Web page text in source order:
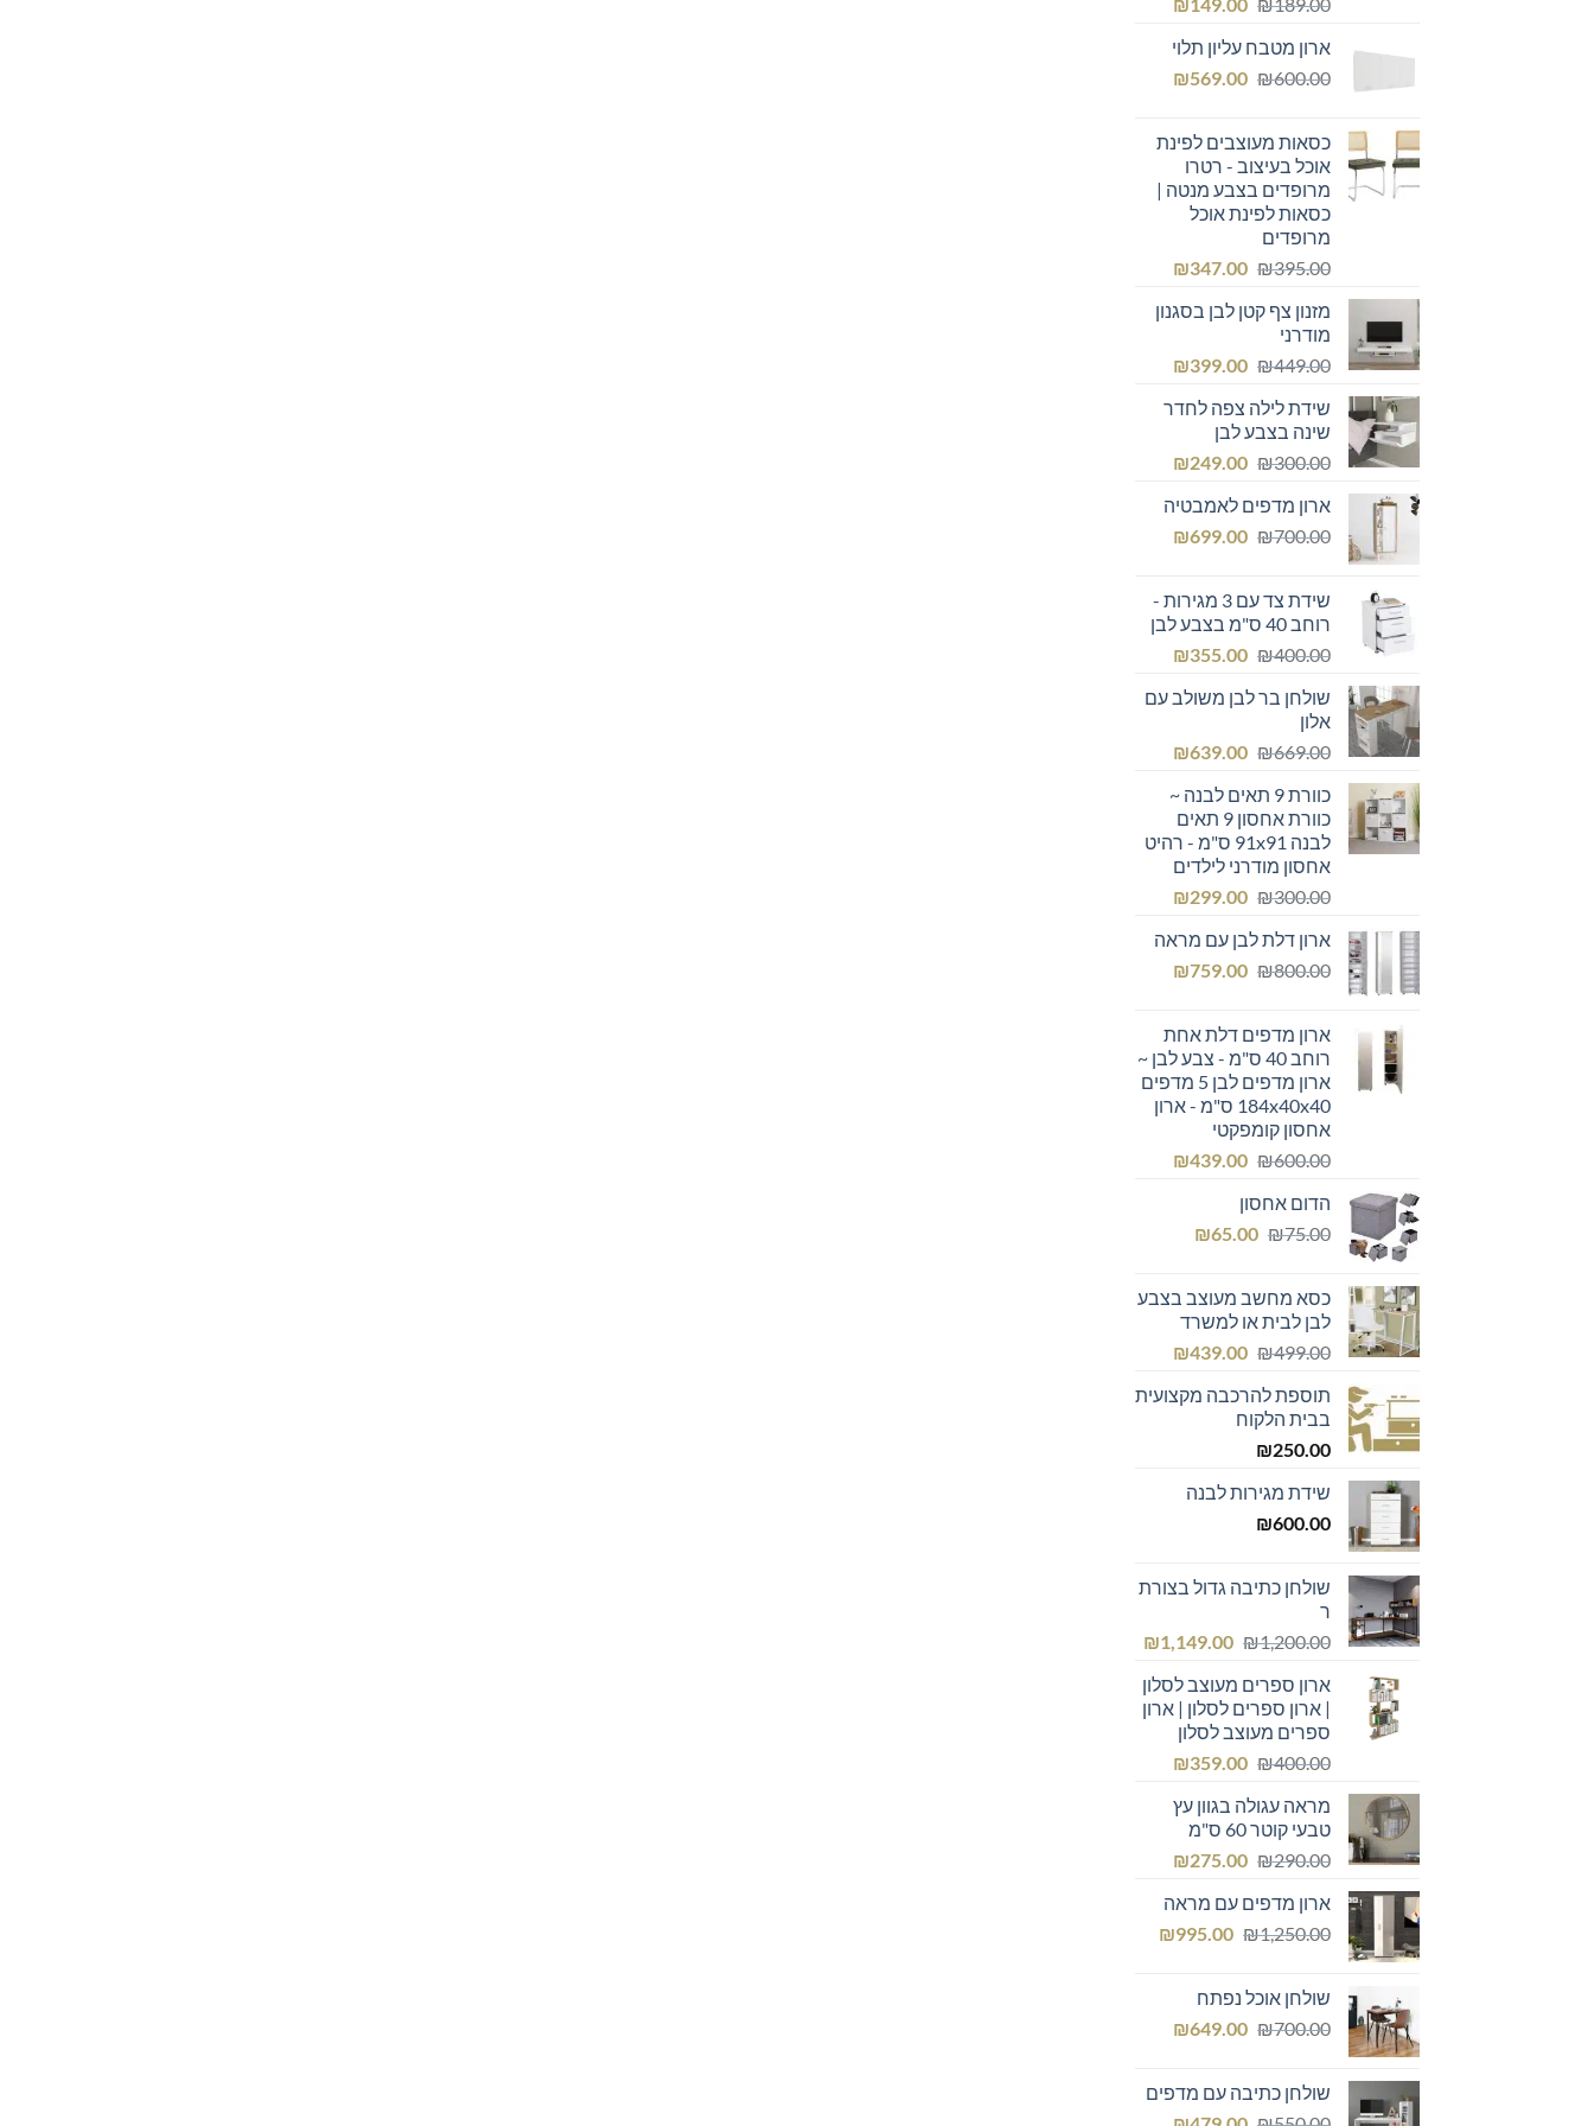
₪189.00
היה:
₪189.00.
₪149.00
הוא:
₪149.00.
ארון מטבח עליון תלוי
₪600.00
המחיר
₪600.00.
₪569.00
המחיר
₪569.00.כסאות מעוצבים לפינת
אוכל בעיצוב - רטרו
מרופדים בצבע מנטה |
כסאות לפינת אוכל
מרופדים
₪395.00
המחיר
היה:
₪347.00
המחיר
הוא:
מזנון צף קטן לבן בסגנון
מודרני
₪449.00
המחיר
היה:
₪449.00.
₪399.00
המחיר
הוא:שידת לילה צפה לחדר
שינה בצבע לבן
₪300.00
המחיר
היה:
₪300.00.
₪249.00
המחיר
הוא:
₪249.00.
ארון מדפים לאמבטיה
₪700.00
המחיר
₪700.00.
₪699.00
המחיר
₪699.00.שידת צד עם 3 מגירות -
רוחב 40 ס"מ בצבע לבן
₪400.00
המחיר
היה:
₪355.00
המחיר
הוא:
שולחן בר לבן משולב עם
אלון
₪669.00
המחיר
היה:
₪669.00.
₪639.00
המחיר
הוא:כוורת 9 תאים לבנה ~
כוורת אחסון 9 תאים
לבנה 91x91 ס"מ - רהיט
אחסון מודרני לילדים
₪300.00
המחיר
היה:
₪300.00.
₪299.00
המחיר
הוא:
₪299.00.
ארון דלת לבן עם מראה
₪800.00
המחיר
₪800.00.
₪759.00
המחיר
₪759.00.ארון מדפים דלת אחת
רוחב 40 ס"מ - צבע לבן ~
ארון מדפים לבן 5 מדפים
184x40x40 ס"מ - ארון
אחסון קומפקטי
₪600.00
המחיר
היה:
₪600.00.
₪439.00
המחיר
הדום אחסון
₪75.00
המחיר
₪75.00.
₪65.00
המחיר
₪65.00.
כסא מחשב מעוצב בצבע
לבן לבית או למשרד
₪499.00
המחיר
היה:
₪499.00.
₪439.00
המחיר
הוא:
תוספת להרכבה מקצועית
בבית הלקוח
₪250.00
שידת מגירות לבנה
₪600.00
שולחן כתיבה גדול בצורת
ר
₪1,200.00
המחיר
היה:
₪1,200.00.
₪1,149.00
המחיר
הוא:
₪1,149.00.
ארון ספרים מעוצב לסלון
| ארון ספרים לסלון | ארון
ספרים מעוצב לסלון
₪400.00
המחיר
היה:
₪400.00.
₪359.00
המחיר
הוא:מראה עגולה בגוון עץ
טבעי קוטר 60 ס"מ
₪290.00
המחיר
היה:
₪290.00.
₪275.00
המחיר
הוא:
₪275.00.
ארון מדפים עם מראה
₪1,250.00
המחיר
₪1,250.00.
₪995.00
המחיר
שולחן אוכל נפתח
₪700.00
המחיר
₪700.00.
₪649.00
המחיר
₪649.00.שולחן כתיבה עם מדפים